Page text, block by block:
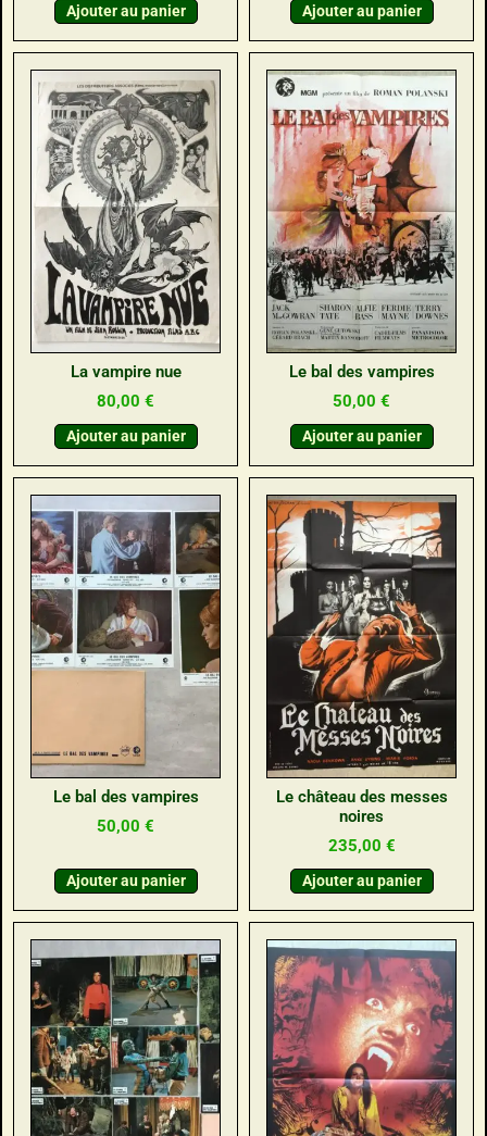
Ajouter au panier Ajouter au panier
La vampire nue
80,00 €
Ajouter au panier
Le bal des vampires
50,00 €
Ajouter au panier
Le bal des vampires
50,00 €
Ajouter au panier
Le château des messes
noires
235,00 €
Ajouter au panier